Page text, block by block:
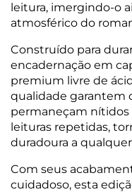
leitura, imergindo-o
atmosférico do
Construído para
encadernação em
premium livre de
qualidade garantem
permaneçam nítidos
leituras repetidas,
duradoura a
Com seus
cuidadoso, esta